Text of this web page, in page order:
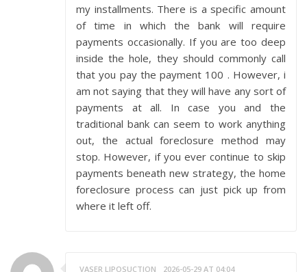
my installments. There is a specific amount
of time in which the bank will require
payments occasionally. If you are too deep
inside the hole, they should commonly call
that you pay the payment 100 . However, i
am not saying that they will have any sort of
payments at all. In case you and the
traditional bank can seem to work anything
out, the actual foreclosure method may
stop. However, if you ever continue to skip
payments beneath new strategy, the home
foreclosure process can just pick up from
where it left off.
VASER LIPOSUCTION 2026-05-29 AT 04:04